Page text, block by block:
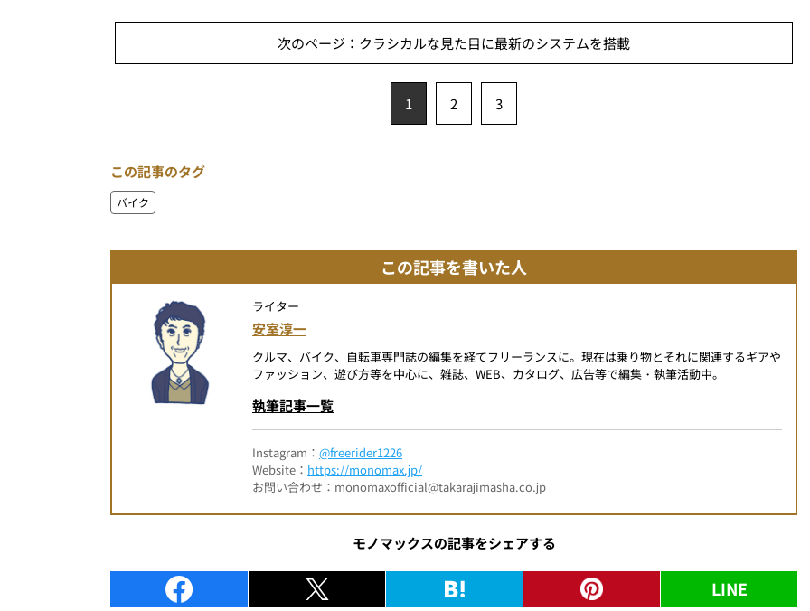
次のページ：クラシカルな見た目に最新のシステムを搭載
1 2 3
この記事のタグ
バイク
この記事を書いた人
ライター
安室淳一
クルマ、バイク、自転車専門誌の編集を経てフリーランスに。現在は乗り物とそれに関連するギアや
ファッション、遊び方等を中心に、雑誌、WEB、カタログ、広告等で編集・執筆活動中。
執筆記事一覧
Instagram： @freerider1226
Website： https://monomax.jp/
お問い合わせ：monomaxofficial@takarajimasha.co.jp
モノマックスの記事をシェアする
LINE